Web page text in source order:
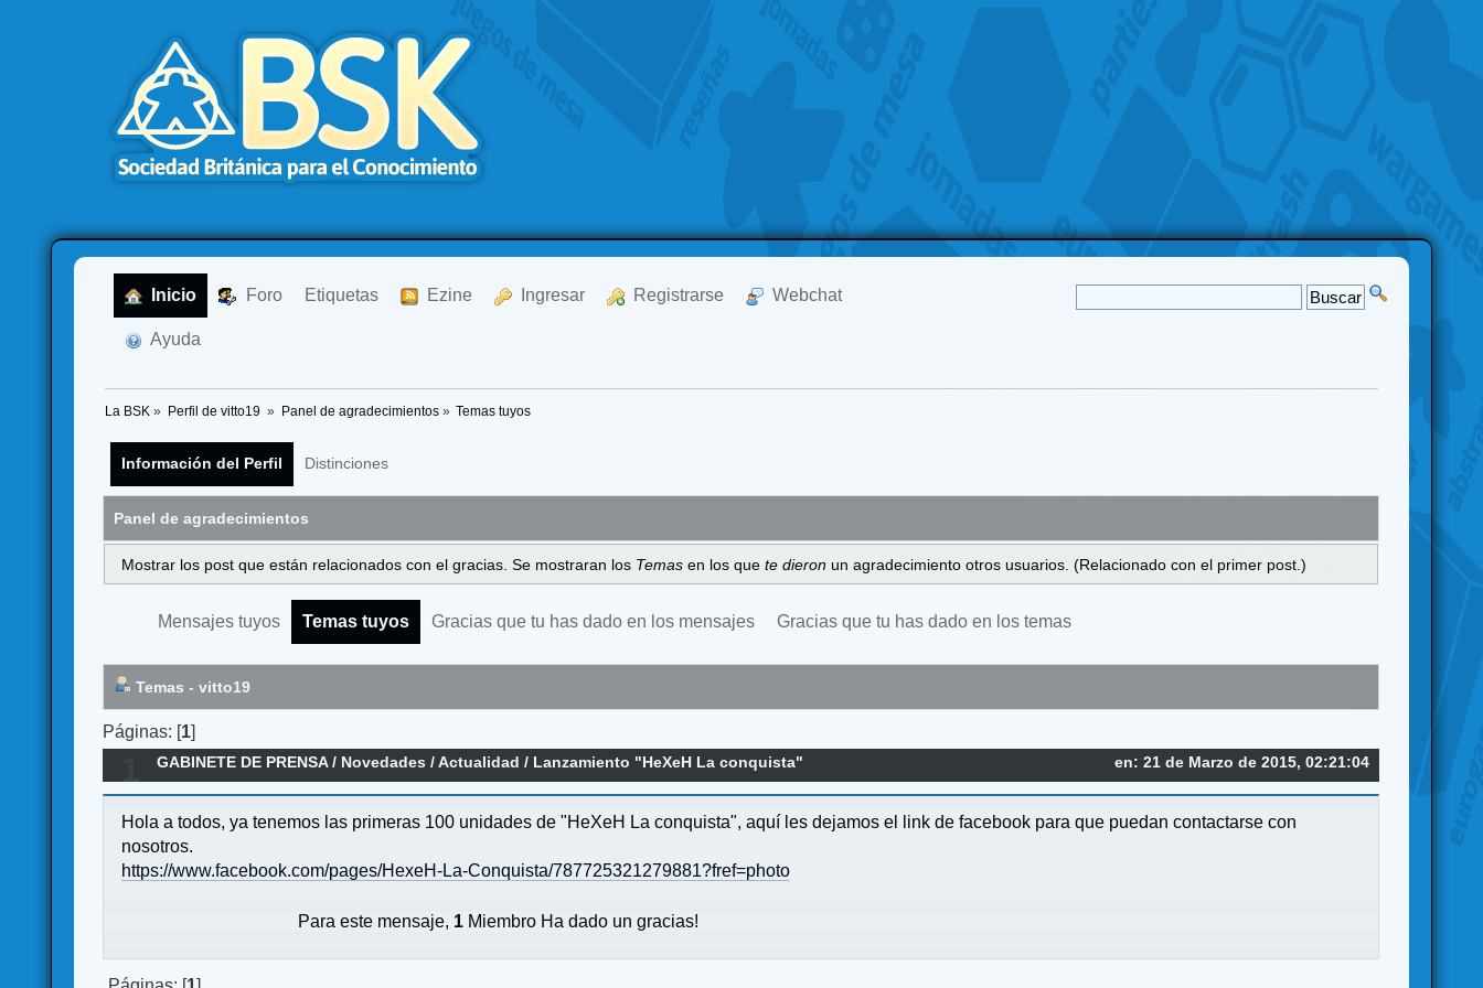
Inicio Foro Etiquetas Ezine Ingresar Registrarse Webchat
Ayuda
La BSK » Perfil de vitto19 » Panel de agradecimientos» Temas tuyos
Información del Perfil Distinciones
Panel de agradecimientos
Mostrar los post que están relacionados con el gracias. Se mostraran los Temas en los que te dieron un agradecimiento otros usuarios. (Relacionado con el primer post.)
Mensajes tuyos Temas tuyos Gracias que tu has dado en los mensajes Gracias que tu has dado en los temas
Temas - vitto19
Páginas: [1]
en: 21 de Marzo de 2015, 02:21:04
GABINETE DE PRENSA/ Novedades / Actualidad / Lanzamiento "HeXeH La conquista"
Hola a todos, ya tenemos las primeras 100 unidades de "HeXeH La conquista", aquí les dejamos el link de facebook para que puedan contactarse con
nosotros.
https://www.facebook.com/pages/HexeH-La-Conquista/787725321279881?fref=photo
Para este mensaje, 1 Miembro Ha dado un gracias!